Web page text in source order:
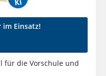
Einsatz!
für die Vorschule und